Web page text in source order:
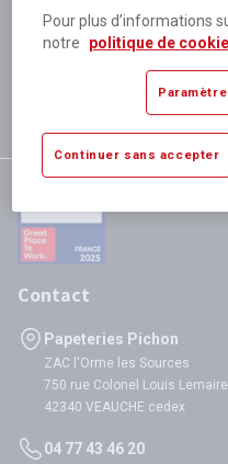
disponibles
Expédition le jour
si validation avant
satisfaction totale
Contact
Papeteries Pichon
ZAC l'Orme les Sources
750 rue Colonel Louis Lemaire
42340 VEAUCHE cedex
04 77 43 46 20
Pour plus d’informations
notre
politique de
Continuer sans accepter